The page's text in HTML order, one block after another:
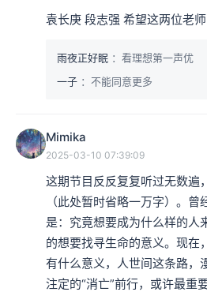
袁长庚 段志强 希望这两位老
雨夜正好眠 ：看理想第一声优
一子 ：不能同意更多
Mimika
2025-03-10 07:39:09
这期节目反反复复听过无数遍
（此处暂时省略一万字）。
是：究竟想要成为什么样的人
的想要找寻生命的意义。现在
有什么意义，人世间这条路，
注定的“消亡”前行，或许最重